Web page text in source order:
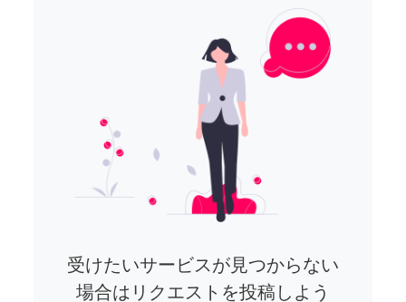
受けたいサービスが見つからない
場合はリクエストを投稿しよう